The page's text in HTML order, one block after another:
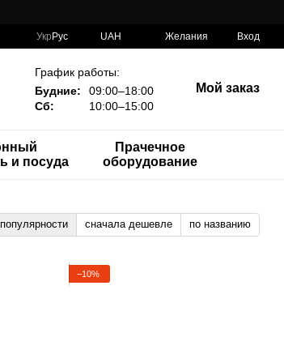
Укр Рус UAH Желания Вход
График работы:
Будние:
09:00–18:00
Сб:
10:00–15:00
Мой заказ
и посуда
Прачечное
оборудование
сначала дешевле по названию
−10%